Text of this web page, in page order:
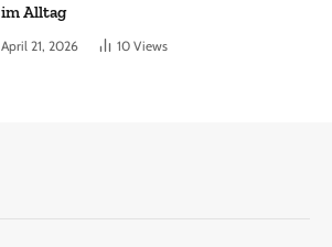
im Alltag
April 21, 2026 10 Views